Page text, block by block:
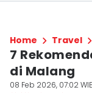
Home Travel
7
di Malang
08 Feb 2026, 07:02